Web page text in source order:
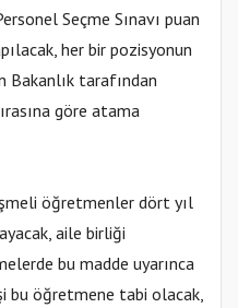
Seçme Sınavı puan
her bir pozisyonun
Bakanlık tarafından
göre atama
öğretmenler dört yıl
aile birliği
bu madde uyarınca
bu öğretmene tabi olacak,